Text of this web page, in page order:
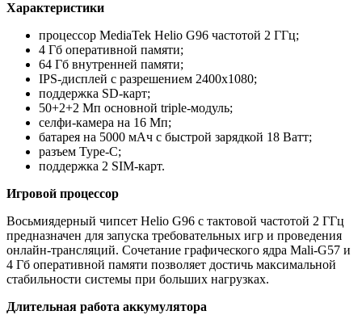
Характеристики
процессор MediaTek Helio G96 частотой 2 ГГц;
4 Гб оперативной памяти;
64 Гб внутренней памяти;
IPS-дисплей с разрешением 2400х1080;
поддержка SD-карт;
50+2+2 Мп основной triple-модуль;
селфи-камера на 16 Мп;
батарея на 5000 мАч с быстрой зарядкой 18 Ватт;
разъем Type-C;
поддержка 2 SIM-карт.
Игровой процессор
Восьмиядерный чипсет Helio G96 с тактовой частотой 2 ГГц
предназначен для запуска требовательных игр и проведения
онлайн-трансляций. Сочетание графического ядра Mali-G57 и
4 Гб оперативной памяти позволяет достичь максимальной
стабильности системы при больших нагрузках.
Длительная работа аккумулятора